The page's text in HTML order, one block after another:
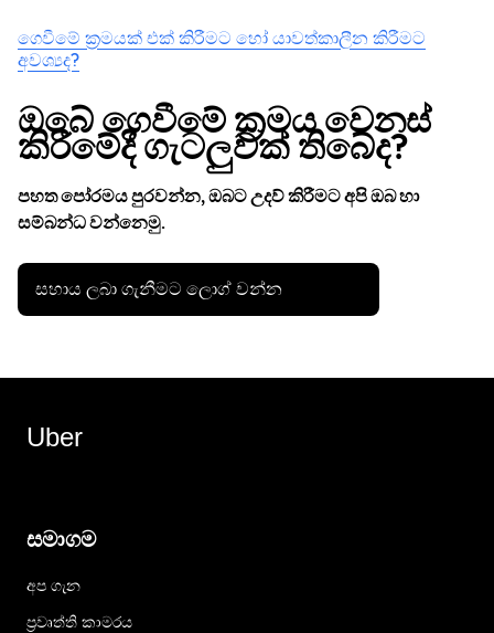
ගෙවීමේ ක්‍රමයක් එක් කිරීමට හෝ යාවත්කාලීන කිරීමට
අවශ්‍යද?
ඔබේ ගෙවීමේ ක්‍රමය වෙනස්
කිරීමේදී ගැටලුවක් තිබේද?
පහත පෝරමය පුරවන්න, ඔබට උදව් කිරීමට අපි ඔබ හා
සම්බන්ධ වන්නෙමු.
සහාය ලබා ගැනීමට ලොග් වන්න
Uber
සමාගම
අප ගැන
ප්‍රවෘත්ති කාමරය